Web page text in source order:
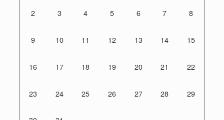
2 3 4 5 6 7 8
9 10 11 12 13 14 15
16 17 18 19 20 21 22
23 24 25 26 27 28 29